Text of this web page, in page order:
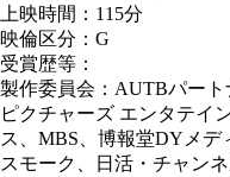
上映時間：115分
映倫区分：G
受賞歴等：
製作委員会：AUTBパート
ピクチャーズ エンタテイ
ス、MBS、博報堂DYメデ
スモーク、日活・チャンネ